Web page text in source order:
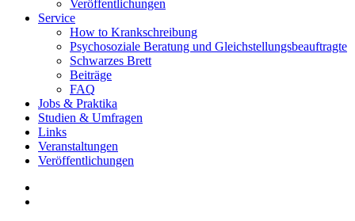
Veröffentlichungen
Service
How to Krankschreibung
Psychosoziale Beratung und Gleichstellungsbeauftragte
Schwarzes Brett
Beiträge
FAQ
Jobs & Praktika
Studien & Umfragen
Links
Veranstaltungen
Veröffentlichungen